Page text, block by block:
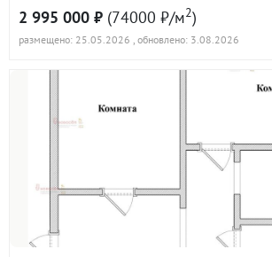
2 995 000 ₽ (74000 ₽/м2)
размещено: 25.05.2026 , обновлено: 3.08.2026